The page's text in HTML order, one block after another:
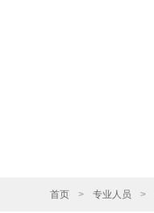
首页 > 专业人员 >